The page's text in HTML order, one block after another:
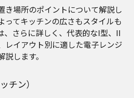
き場所のポイントについて解説し
ってキッチンの広さもスタイルも
、さらに詳しく、代表的なI型、II
レイアウト別に適した電子レンジ
します。
チン）